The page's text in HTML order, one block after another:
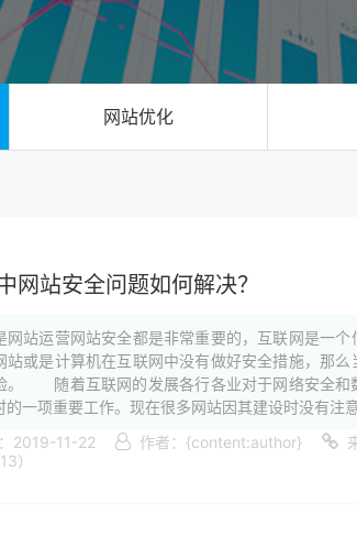
网站优化
网站安全问题如何解决？
网站运营网站安全都是非常重要的，互联网是一
站或是计算机在互联网中没有做好安全措施，那
。 随着互联网的发展各行各业对于网络安全和
的一项重要工作。现在很多网站因其建设时没有注意
2019-11-22
作者：{content:author}
）